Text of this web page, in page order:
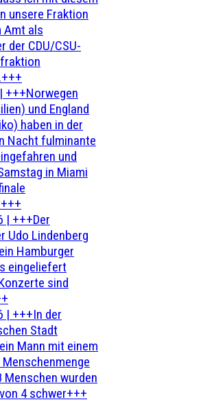
unsere Fraktion
Amt als
der CDU/CSU-
| +++Norwegen
und England
haben in der
Nacht fulminante
und
in Miami
| +++Der
Udo Lindenberg
Hamburger
eingeliefert
sind
| +++In der
Stadt
Mann mit einem
Menschen wurden
4 schwer+++